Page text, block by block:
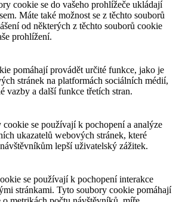
cookie se do vašeho prohlížeče ukládají
Máte také možnost se z těchto souborů
od některých z těchto souborů cookie
prohlížení.
pomáhají provádět určité funkce, jako je
stránek na platformách sociálních médií,
vazby a další funkce třetích stran.
se používají k pochopení a analýze
ukazatelů webových stránek, které
lepší uživatelský zážitek.
se používají k pochopení interakce
stránkami. Tyto soubory cookie pomáhají